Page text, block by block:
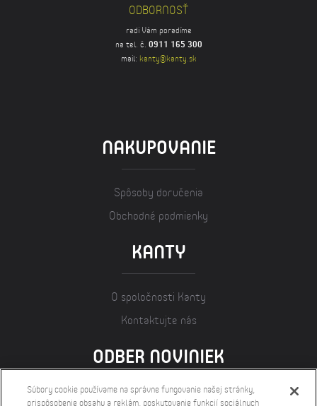
ODBORNOSŤ
radi Vám poradíme
na tel. č. 0911 165 300
mail: kanty@kanty.sk
NAKUPOVANIE
Spôsoby doručenia
Obchodné podmienky
KANTY
O spoločnosti Kanty
Kontaktujte nás
ODBER NOVINIEK
Súbory cookie používame na správne fungovanie našej stránky,
prispôsobenie obsahu a reklám, poskytovanie funkcií sociálnych